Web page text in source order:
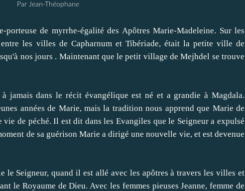
Par Jean-Théophane
de myrrhe-égalité des Apôtres Marie-Madeleine. Sur les
les villes de Capharnum et Tibériade, était la petite ville de
nos jours . Maintenant que le petit village de Mejhdel se trouve
dans le récit évangélique est né et a grandie à Magdala.
années de Marie, mais la tradition nous apprend que Marie de
vie de péché. Il est dit dans les Evangiles que le Seigneur a expulsé
de sa guérison Marie a dirigé une nouvelle vie, et est devenue
Seigneur, quand il est allé avec les apôtres à travers les villes et
le Royaume de Dieu. Avec les femmes pieuses Jeanne, femme de